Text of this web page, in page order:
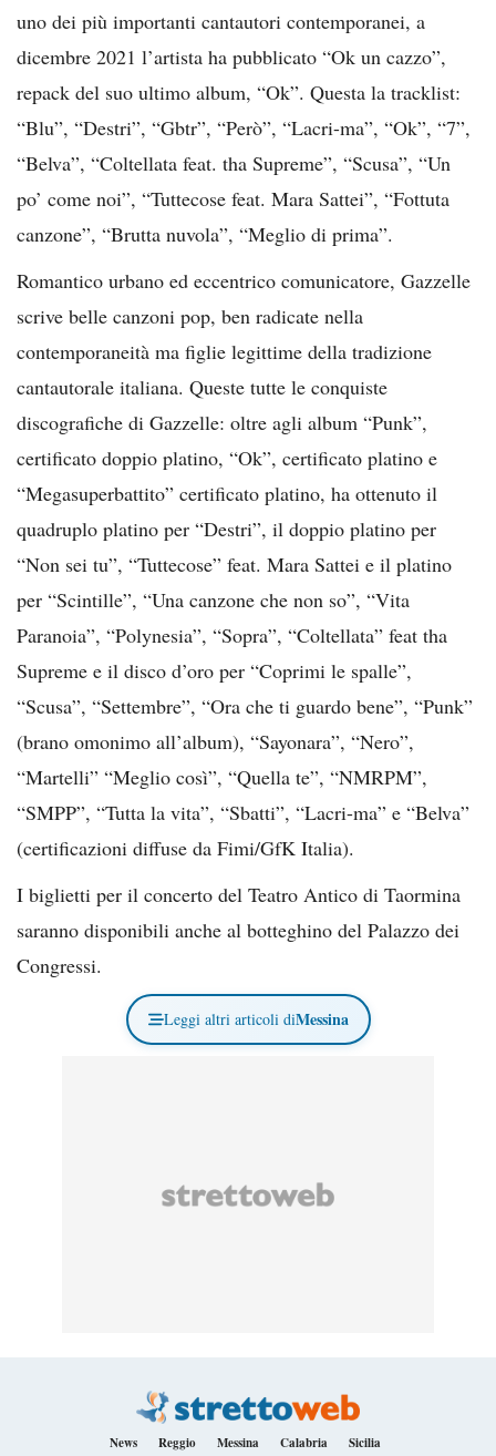
uno dei più importanti cantautori contemporanei, a
dicembre 2021 l’artista ha pubblicato “Ok un cazzo”,
repack del suo ultimo album, “Ok”. Questa la tracklist:
“Blu”, “Destri”, “Gbtr”, “Però”, “Lacri-ma”, “Ok”, “7”,
“Belva”, “Coltellata feat. tha Supreme”, “Scusa”, “Un
po’ come noi”, “Tuttecose feat. Mara Sattei”, “Fottuta
canzone”, “Brutta nuvola”, “Meglio di prima”.
Romantico urbano ed eccentrico comunicatore, Gazzelle
scrive belle canzoni pop, ben radicate nella
contemporaneità ma figlie legittime della tradizione
cantautorale italiana. Queste tutte le conquiste
discografiche di Gazzelle: oltre agli album “Punk”,
certificato doppio platino, “Ok”, certificato platino e
“Megasuperbattito” certificato platino, ha ottenuto il
quadruplo platino per “Destri”, il doppio platino per
“Non sei tu”, “Tuttecose” feat. Mara Sattei e il platino
per “Scintille”, “Una canzone che non so”, “Vita
Paranoia”, “Polynesia”, “Sopra”, “Coltellata” feat tha
Supreme e il disco d’oro per “Coprimi le spalle”,
“Scusa”, “Settembre”, “Ora che ti guardo bene”, “Punk”
(brano omonimo all’album), “Sayonara”, “Nero”,
“Martelli” “Meglio così”, “Quella te”, “NMRPM”,
“SMPP”, “Tutta la vita”, “Sbatti”, “Lacri-ma” e “Belva”
(certificazioni diffuse da Fimi/GfK Italia).
I biglietti per il concerto del Teatro Antico di Taormina
saranno disponibili anche al botteghino del Palazzo dei
Congressi.
Leggi altri articoli diMessina
News Reggio Messina Calabria Sicilia